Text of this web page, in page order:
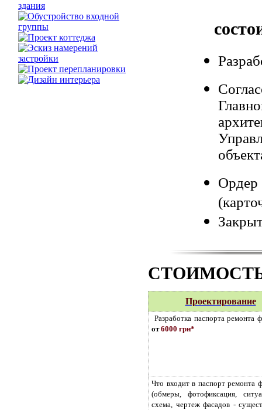
Проектирование
Разработка паспорта ремонта
от6000 грн*
Что входит в паспорт ремонта
(обмеры, фотофиксация,
схема, чертеж фасадов -